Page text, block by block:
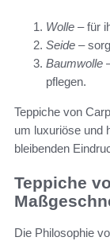
Wolle – für
Seide –
Baumwolle
pflegen.
Teppiche von
um luxuriöse und
bleibenden
Teppiche
Die Philosophie